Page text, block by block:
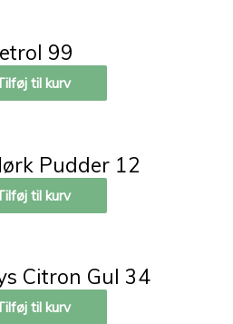
99
til kurv
Pudder 12
til kurv
Citron Gul 34
til kurv